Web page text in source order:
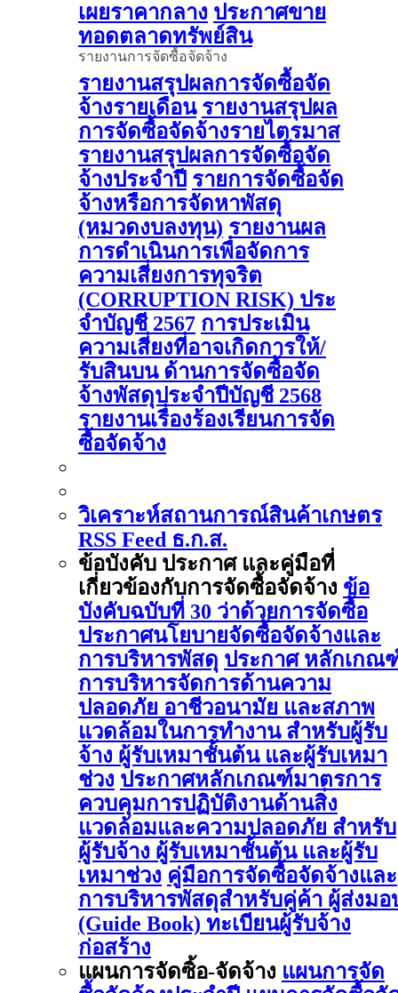
เผยราคากลาง ประกาศขาย
ทอดตลาดทรัพย์สิน
รายงานการจัดซื้อจัดจ้าง
รายงานสรุปผลการจัดซื้อจัด
จ้างรายเดือน รายงานสรุปผล
การจัดซื้อจัดจ้างรายไตรมาส
รายงานสรุปผลการจัดซื้อจัด
จ้างประจำปี รายการจัดซื้อจัด
จ้างหรือการจัดหาพัสดุ
(หมวดงบลงทุน) รายงานผล
การดําเนินการเพื่อจัดการ
ความเสี่ยงการทุจริต
(CORRUPTION RISK) ประ
จําบัญชี 2567 การประเมิน
ความเสี่ยงที่อาจเกิดการให้/
รับสินบน ด้านการจัดซื้อจัด
จ้างพัสดุประจําปีบัญชี 2568
รายงานเรื่องร้องเรียนการจัด
ซื้อจัดจ้าง
วิเคราะห์สถานการณ์สินค้าเกษตร
RSS Feed ธ.ก.ส.
ข้อบังคับ ประกาศ และคู่มือที่
เกี่ยวข้องกับการจัดซื้อจัดจ้าง ข้อ
บังคับฉบับที่ 30 ว่าด้วยการจัดซื้อ
ประกาศนโยบายจัดซื้อจัดจ้างและ
การบริหารพัสดุ ประกาศ หลักเกณ
การบริหารจัดการด้านความ
ปลอดภัย อาชีวอนามัย และสภาพ
แวดล้อมในการทำงาน สำหรับผู้รับ
จ้าง ผู้รับเหมาชั้นต้น และผู้รับเหมา
ช่วง ประกาศหลักเกณฑ์มาตรการ
ควบคุมการปฏิบัติงานด้านสิ่ง
แวดล้อมและความปลอดภัย สำหรับ
ผู้รับจ้าง ผู้รับเหมาชั้นต้น และผู้รับ
เหมาช่วง คู่มือการจัดซื้อจัดจ้างและ
การบริหารพัสดุสำหรับคู่ค้า ผู้ส่งมอ
(Guide Book) ทะเบียนผู้รับจ้าง
ก่อสร้าง
แผนการจัดซิ้อ-จัดจ้าง แผนการจัด